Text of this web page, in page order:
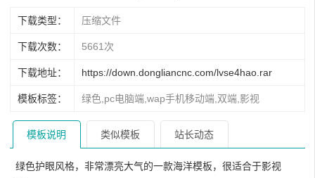
下载类型： 压缩文件
下载次数： 5661次
下载地址： https://down.dongliancnc.com/lvse4hao.rar
模板标签： 绿色,pc电脑端,wap手机移动端,双端,影视
模板说明 类似模板 站长动态
绿色护眼风格，非常漂亮大气的一款海洋模板，很适合于影视